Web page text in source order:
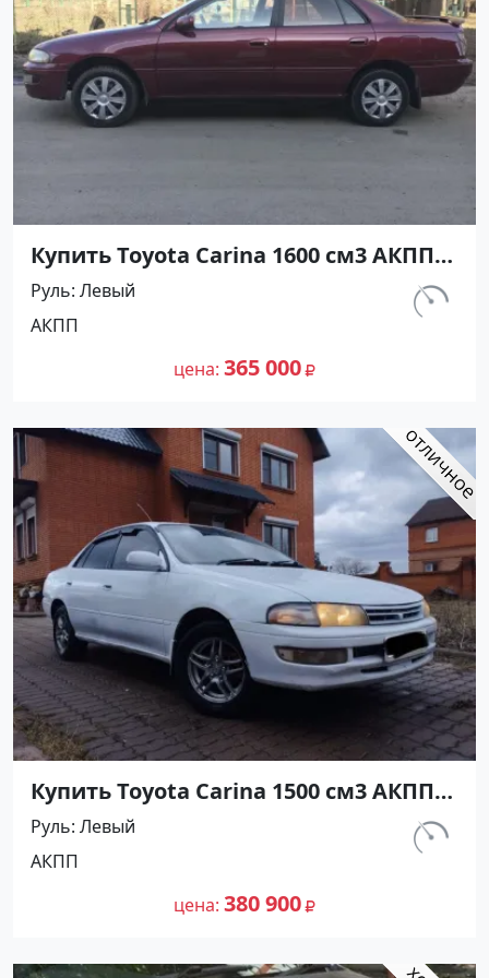
Купить Toyota Carina 1600 см3 АКПП
(116 л.с.) Бензин инжектор в
Краснодар: цвет Красный Седан 1993
года по цене 365000 рублей,
объявление №27299 на сайте
Руль Левый
АКПП
цена 365 000
Купить Toyota Carina 1500 см3 АКПП
(116 л.с.) Бензин инжектор в Анапа:
цвет Белый Седан 1993 года по цене
380900 рублей, объявление №27293
на сайте Авторынок23
км.
Руль Левый
АКПП
цена 380 900